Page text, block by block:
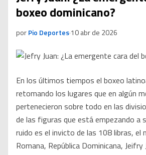
boxeo dominicano?
porPio Deportes·10 abr de 2026
En los últimos tiempos el boxeo
retomando los lugares que en algún
pertenecieron sobre todo en las
de las figuras que está empezando a
ruido es el invicto de las 108 libras, el
Romana, República Dominicana, Jeifry